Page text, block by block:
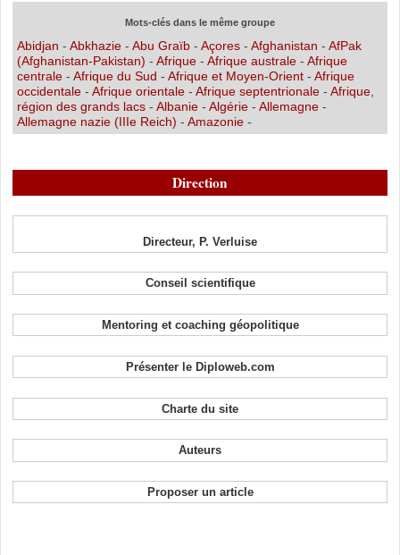
Mots-clés dans le même groupe
Abidjan - Abkhazie- Abu Graïb- Açores- Afghanistan - AfPak
(Afghanistan-Pakistan) - Afrique- Afrique australe- Afrique
centrale - Afrique du Sud - Afrique et Moyen-Orient - Afrique
occidentale - Afrique orientale - Afrique septentrionale - Afrique,
région des grands lacs- Albanie - Algérie - Allemagne -
Allemagne nazie (IIIe Reich) - Amazonie-
Direction
Directeur, P. Verluise
Conseil scientifique
Mentoring et coaching géopolitique
Présenter le Diploweb.com
Charte du site
Auteurs
Proposer un article